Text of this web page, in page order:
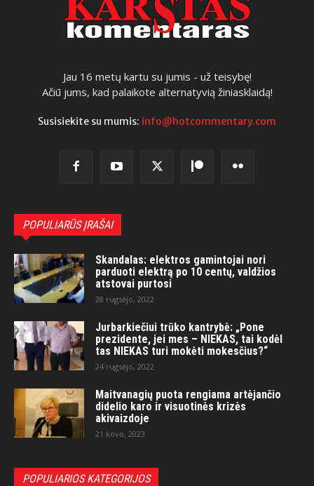
Jau 16 metų kartu su jumis - už teisybę!
Ačiū jums, kad palaikote alternatyvią žiniasklaidą!
Susisiekite su mumis: info@hotcommentary.com
POPULIARŪS ĮRAŠAI
Skandalas: elektros gamintojai nori
parduoti elektrą po 10 centų, valdžios
atstovai purtosi
28 rugsėjo, 2022
Jurbarkiečiui trūko kantrybė: „Pone
prezidente, jei mes – NIEKAS, tai kodėl
tas NIEKAS turi mokėti mokesčius?“
24 rugsėjo, 2022
Maitvanagių puota rengiama artėjančio
didelio karo ir visuotinės krizės
akivaizdoje
21 kovo, 2023
POPULIARIOS KATEGORIJOS